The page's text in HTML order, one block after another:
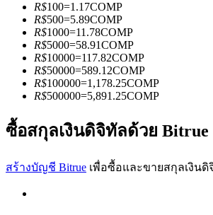
เป็นเทรดเดอร์คัดลอก
R$100=1.17COMP
R$500=5.89COMP
R$1000=11.78COMP
R$5000=58.91COMP
R$10000=117.82COMP
R$50000=589.12COMP
R$100000=1,178.25COMP
R$500000=5,891.25COMP
ซื้อสกุลเงินดิจิทัลด้วย Bitrue
สร้างบัญชี Bitrue เพื่อซื้อและขายสกุลเงิน